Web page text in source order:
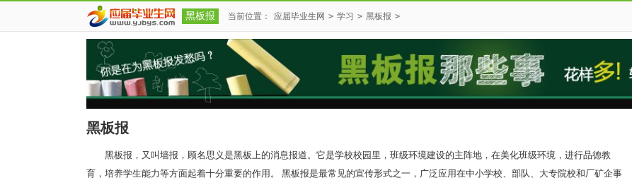
黑板报 当前位置： 应届毕业生网 > 学习 > 黑板报 >
黑板报
黑板报，又叫墙报，顾名思义是黑板上的消息报道。它是学校校园里，班级环境建设的主阵地，在美化班级环境，进行品德教
育，培养学生能力等方面起着十分重要的作用。 黑板报是最常见的宣传形式之一，广泛应用在中小学校、部队、大专院校和厂矿企事